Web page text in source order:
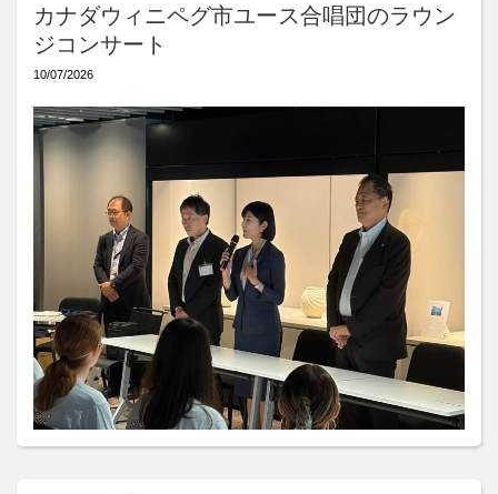
カナダウィニペグ市ユース合唱団のラウン
ジコンサート
10/07/2026